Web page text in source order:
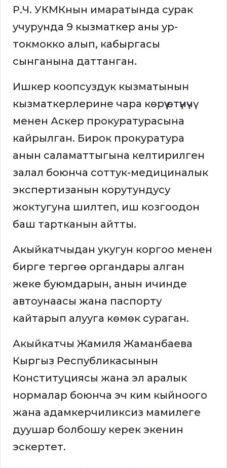
Р.Ч. УКМКнын имаратында сурак
учурунда 9 кызматкер аны ур-
токмокко алып, кабыргасы
сынганына даттанган.
Ишкер коопсуздук кызматынын
кызматкерлерине чара көрүү өтүнүчү
менен Аскер прокуратурасына
кайрылган. Бирок прокуратура
анын саламаттыгына келтирилген
залал боюнча соттук-медициналык
экспертизанын корутундусу
жоктугуна шилтеп, иш козгоодон
баш тартканын айтты.
Акыйкатчыдан укугун коргоо менен
бирге тергөө органдары алган
жеке буюмдарын, анын ичинде
автоунаасы жана паспорту
кайтарып алууга көмөк сураган.
Акыйкатчы Жамиля Жаманбаева
Кыргыз Республикасынын
Конституциясы жана эл аралык
нормалар боюнча эч ким кыйноого
жана адамкерчиликсиз мамилеге
дуушар болбошу керек экенин
эскертет.